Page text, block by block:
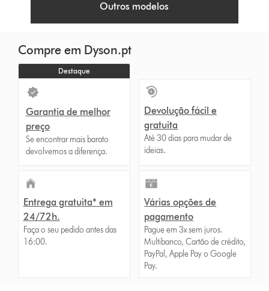
Outros modelos
Compre em Dyson.pt
Destaque
Garantia de melhor
preço
Se encontrar mais barato
devolvemos a diferença.
Devolução fácil e
gratuita
Até 30 dias para mudar de
ideias.
Entrega gratuita* em
24/72h.
Faça o seu pedido antes das
16:00.
Várias opções de
pagamento
Pague em 3x sem juros.
Multibanco, Cartão de crédito,
PayPal, Apple Pay o Google
Pay.